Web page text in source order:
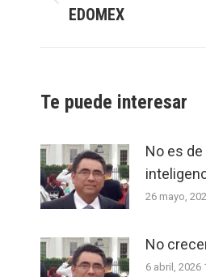
post:
EDOMEX
Te puede interesar
No es
26 mayo,
No
6 abril, 2026